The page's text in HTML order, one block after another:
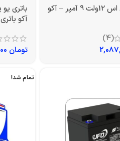
باتری یو پی اس 12ولت 9 آمپر – آکو
(4)
آکو باتری
تومان
تمام شد!